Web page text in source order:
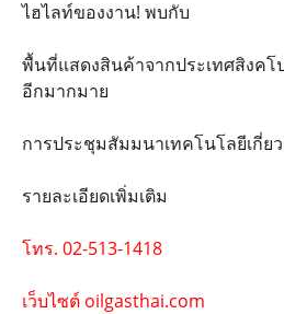
ไฮไลท์ของงาน! พบกับ
พื้นที่แสดงสินค้าจากประเทศสิงคโ
อีกมากมาย
การประชุมสัมมนาเทคโนโลยีเกี่
รายละเอียดเพิ่มเติม
โทร. 02-513-1418
เว็บไซต์ oilgasthai.com